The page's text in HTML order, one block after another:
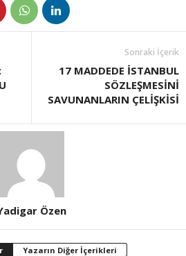
Sonraki İçerik
17 MADDEDE İSTANBUL
SÖZLEŞMESİNİ
SAVUNANLARIN ÇELİŞKİSİ
Özen
Yazarın Diğer İçerikleri